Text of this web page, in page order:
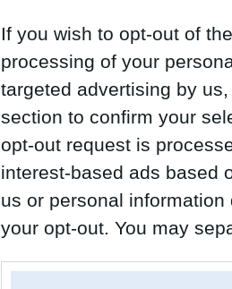
If you wish to opt-out of
processing of your
targeted advertising by
section to confirm your
opt-out request is
interest-based ads based
us or personal
your opt-out. You may